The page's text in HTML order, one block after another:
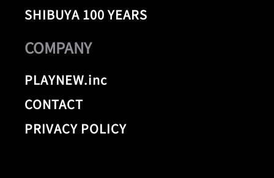
SHIBUYA 100 YEARS
COMPANY
PLAYNEW.inc
CONTACT
PRIVACY POLICY